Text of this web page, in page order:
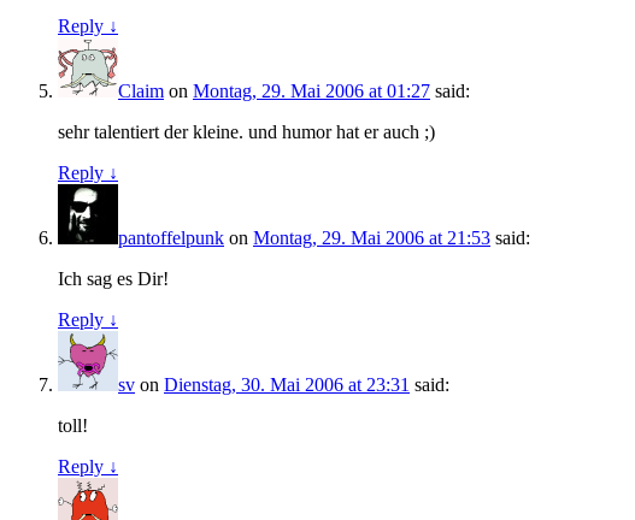
Reply ↓
Claim on Montag, 29. Mai 2006 at 01:27 said:
sehr talentiert der kleine. und humor hat er auch ;)
Reply ↓
pantoffelpunk on Montag, 29. Mai 2006 at 21:53 said:
Ich sag es Dir!
Reply ↓
sv on Dienstag, 30. Mai 2006 at 23:31 said:
toll!
Reply ↓